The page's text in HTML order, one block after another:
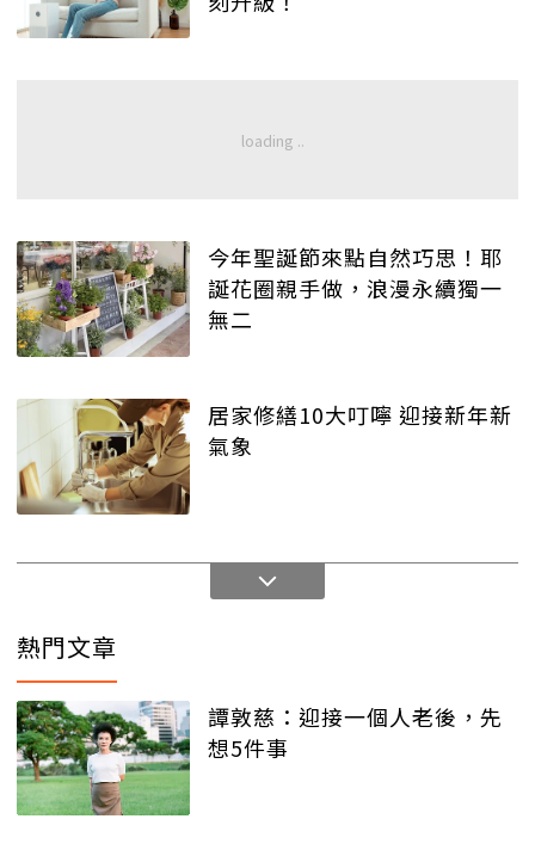
今年聖誕節來點自然巧思！耶
誕花圈親手做，浪漫永續獨一
無二
居家修繕10大叮嚀 迎接新年新
氣象
熱門文章
譚敦慈：迎接一個人老後，先
想5件事